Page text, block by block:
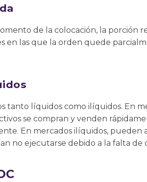
de la colocación, la porción
en las que la orden quede
tanto líquidos como ilíquidos. En
se compran y venden
En mercados ilíquidos, pueden
no ejecutarse debido a la falta de